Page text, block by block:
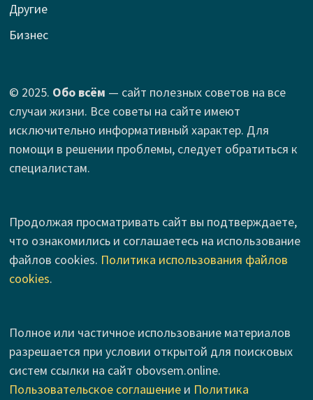
Другие
Бизнес
© 2025. Обо всём — сайт полезных советов на все
случаи жизни. Все советы на сайте имеют
исключительно информативный характер. Для
помощи в решении проблемы, следует обратиться к
специалистам.
Продолжая просматривать сайт вы подтверждаете,
что ознакомились и соглашаетесь на использование
файлов cookies. Политика использования файлов
cookies.
Полное или частичное использование материалов
разрешается при условии открытой для поисковых
систем ссылки на сайт obovsem.online.
Пользовательское соглашениеи Политика